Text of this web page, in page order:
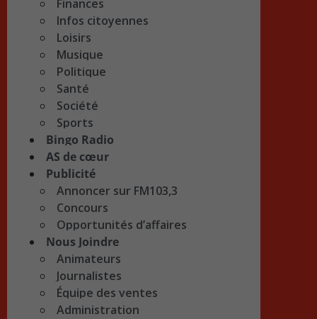
Finances
Infos citoyennes
Loisirs
Musique
Politique
Santé
Société
Sports
Bingo Radio
AS de cœur
Publicité
Annoncer sur FM103,3
Concours
Opportunités d’affaires
Nous Joindre
Animateurs
Journalistes
Équipe des ventes
Administration